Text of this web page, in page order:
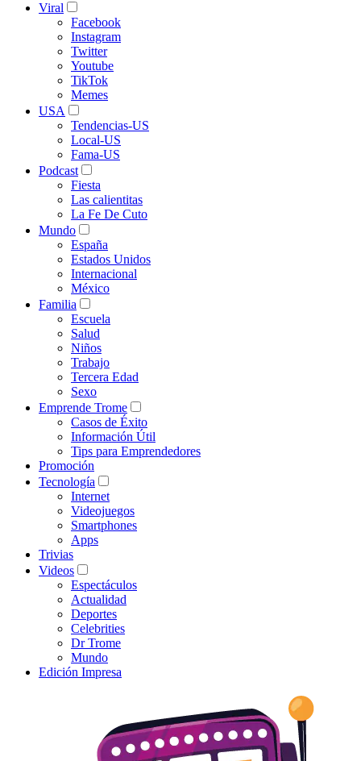
Viral
Facebook
Instagram
Twitter
Youtube
TikTok
Memes
USA
Tendencias-US
Local-US
Fama-US
Podcast
Fiesta
Las calientitas
La Fe De Cuto
Mundo
España
Estados Unidos
Internacional
México
Familia
Escuela
Salud
Niños
Trabajo
Tercera Edad
Sexo
Emprende Trome
Casos de Éxito
Información Útil
Tips para Emprendedores
Promoción
Tecnología
Internet
Videojuegos
Smartphones
Apps
Trivias
Videos
Espectáculos
Actualidad
Deportes
Celebrities
Dr Trome
Mundo
Edición Impresa